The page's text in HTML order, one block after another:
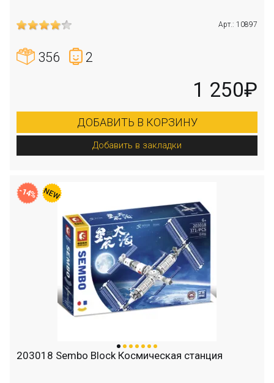
Арт.: 10897
356 2
1 250₽
ДОБАВИТЬ В КОРЗИНУ
Добавить в закладки
203018 Sembo Block Космическая станция
-14%